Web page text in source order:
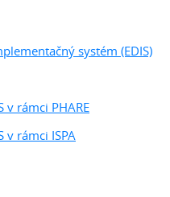
systém (EDIS)
v rámci PHARE
v rámci ISPA